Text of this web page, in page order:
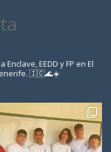
EEDD y FP en El
🇮🇨🌊☀️